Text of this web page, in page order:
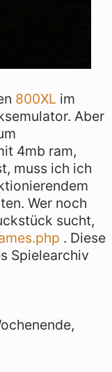
800XL im
Aber
4mb ram,
muss ich ich
Wer noch
sucht,
. Diese
Spielearchiv